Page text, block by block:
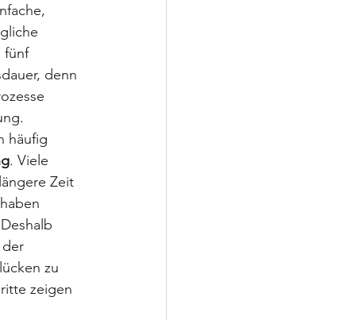
fünf
denn
häufig
. Viele
Zeit
zu
zeigen